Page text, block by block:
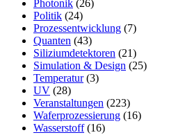
Photonik (26)
Politik (24)
Prozessentwicklung (7)
Quanten (43)
Siliziumdetektoren (21)
Simulation & Design (25)
Temperatur(3)
UV (28)
Veranstaltungen (223)
Waferprozessierung (16)
Wasserstoff(16)